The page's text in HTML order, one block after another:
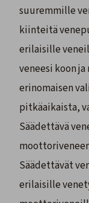
suuremmille
kiinteitä
erilaisille
veneesi koon
erinomaisen
pitkäaikaista,
Säädettävä
Säädettävät
erilaisille